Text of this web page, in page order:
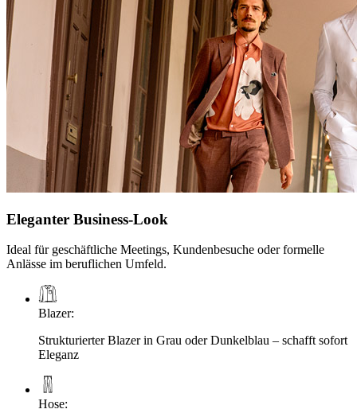
Eleganter Business-Look
Ideal für geschäftliche Meetings, Kundenbesuche oder formelle
Anlässe im beruflichen Umfeld.
Blazer:
Strukturierter Blazer in Grau oder Dunkelblau – schafft sofort
Eleganz
Hose: